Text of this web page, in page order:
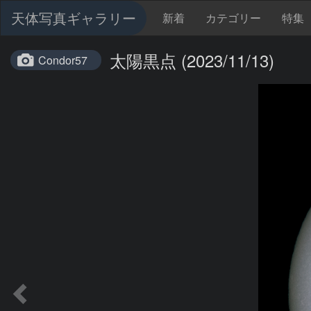
天体写真ギャラリー 新着 カテゴリー 特集
Condor57 太陽黒点 (2023/11/13)